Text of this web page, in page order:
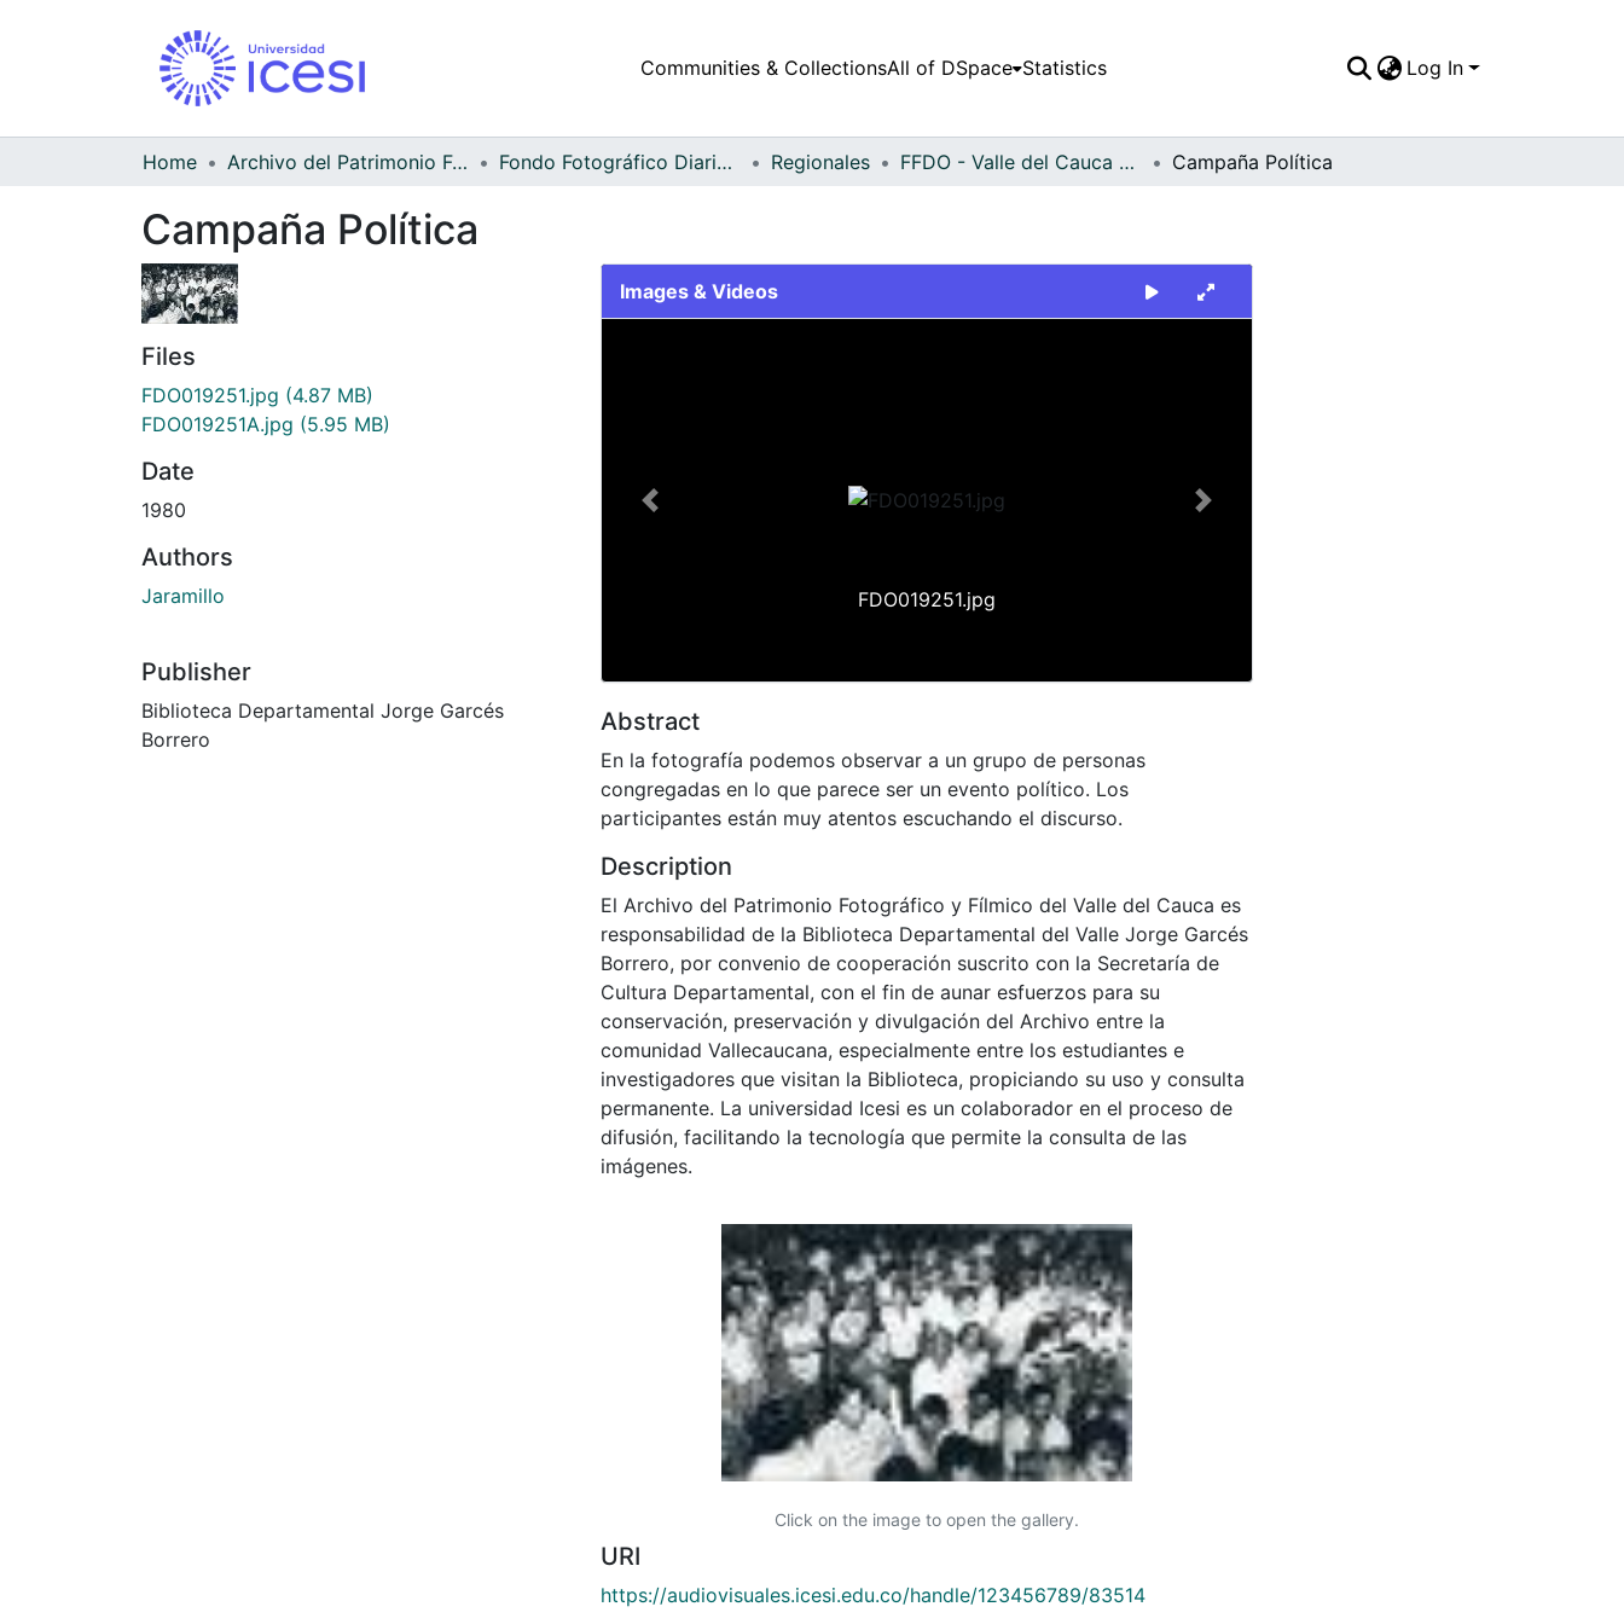
Communities & CollectionsAll of DSpace Statistics Log In
Home Archivo del Patrimonio Fotográfico y Fílmico del Valle del Cauca Fondo Fotográfico Diario Occidente Regionales FFDO - Valle del Cauca - Patrimonial Campaña Política
Campaña Política
Files
FDO019251.jpg (4.87 MB)
FDO019251A.jpg (5.95 MB)
Date
1980
Authors
Jaramillo
Publisher
Biblioteca Departamental Jorge Garcés
Borrero
Images & Videos
FDO019251.jpg
Previous Next
Abstract
En la fotografía podemos observar a un grupo de personas
congregadas en lo que parece ser un evento político. Los
participantes están muy atentos escuchando el discurso.
Description
El Archivo del Patrimonio Fotográfico y Fílmico del Valle del Cauca es
responsabilidad de la Biblioteca Departamental del Valle Jorge Garcés
Borrero, por convenio de cooperación suscrito con la Secretaría de
Cultura Departamental, con el fin de aunar esfuerzos para su
conservación, preservación y divulgación del Archivo entre la
comunidad Vallecaucana, especialmente entre los estudiantes e
investigadores que visitan la Biblioteca, propiciando su uso y consulta
permanente. La universidad Icesi es un colaborador en el proceso de
difusión, facilitando la tecnología que permite la consulta de las
imágenes.
Click on the image to open the gallery.
URI
https://audiovisuales.icesi.edu.co/handle/123456789/83514